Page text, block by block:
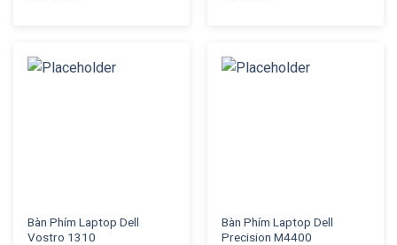
Bàn Phím Laptop Dell
Vostro 1310
Bàn Phím Laptop Dell
Precision M4400